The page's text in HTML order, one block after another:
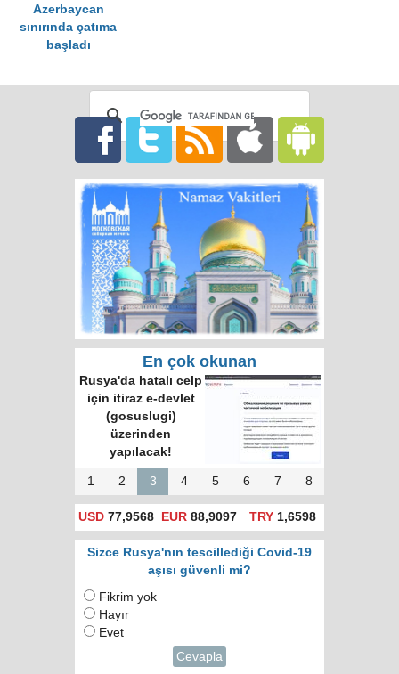
Azerbaycan
sınırında çatıma
başladı
En çok okunan
Rusya'da hatalı celp
için itiraz e-devlet
(gosuslugi)
üzerinden
yapılacak!
1 2 3 4 5 6 7 8
USD 77,9568 EUR 88,9097 TRY1,6598
Sizce Rusya'nın tescillediği Covid-19
aşısı güvenli mi?
Fikrim yok
Hayır
Evet
Cevapla